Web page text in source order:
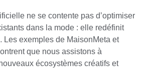
ne se contente pas d’optimiser
dans la mode : elle redéfinit
Les exemples de MaisonMeta et
que nous assistons à
écosystèmes créatifs et